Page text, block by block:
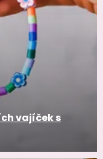
vajíček s